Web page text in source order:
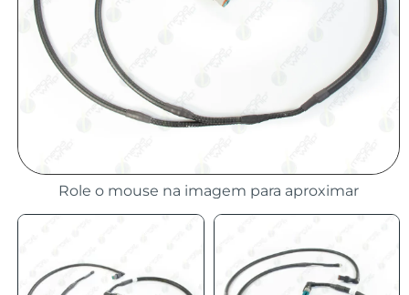
Role o mouse na imagem para aproximar